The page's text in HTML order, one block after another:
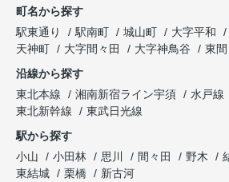
町名から探す
駅東通り
駅南町 城山町 大字平和
天神町
大字間々田 大字神鳥谷
東間
沿線から探す
東北本線
湘南新宿ライン宇須 水戸線
東北新幹線
東武日光線
駅から探す
小山
小田林 思川 間々田 野木
東結城
栗橋 新古河